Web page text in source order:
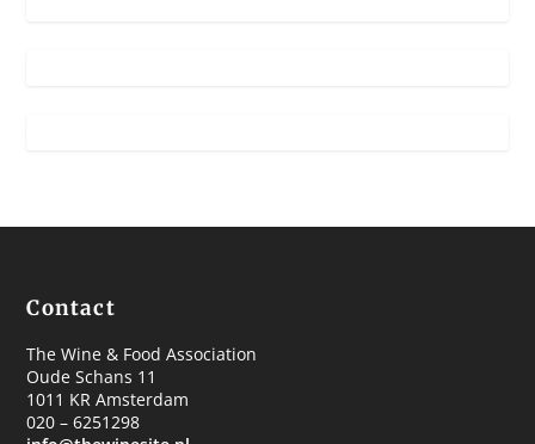
Contact
The Wine & Food Association
Oude Schans 11
1011 KR Amsterdam
020 – 6251298